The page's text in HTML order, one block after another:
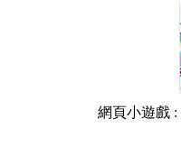
網頁小遊戲 :